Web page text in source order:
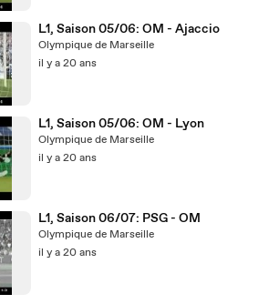
L1, Saison 05/06: OM - Ajaccio
Olympique de Marseille
il y a 20 ans
L1, Saison 05/06: OM - Lyon
Olympique de Marseille
il y a 20 ans
L1, Saison 06/07: PSG - OM
Olympique de Marseille
il y a 20 ans